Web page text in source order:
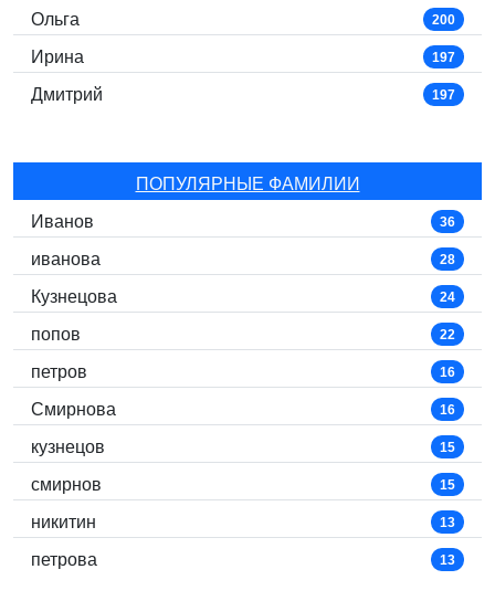
Ольга 200
Ирина 197
Дмитрий 197
ПОПУЛЯРНЫЕ ФАМИЛИИ
Иванов
36
иванова 28
Кузнецова 24
попов 22
петров 16
Смирнова 16
кузнецов 15
смирнов 15
никитин 13
петрова 13